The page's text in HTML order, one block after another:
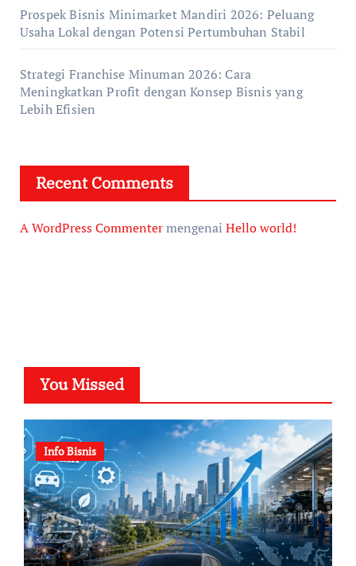
Prospek Bisnis Minimarket Mandiri 2026: Peluang
Usaha Lokal dengan Potensi Pertumbuhan Stabil
Strategi Franchise Minuman 2026: Cara
Meningkatkan Profit dengan Konsep Bisnis yang
Lebih Efisien
Recent Comments
A WordPress Commentermengenai Hello world!
You Missed
Info Bisnis